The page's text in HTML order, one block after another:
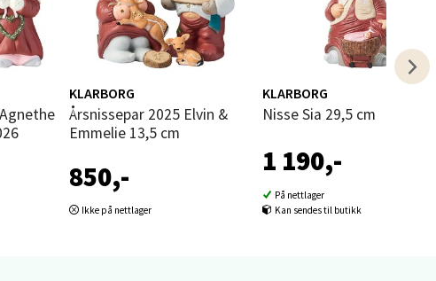
KLARBORG
Årsnissepar 2025 Elvin &
Emmelie 13,5 cm
850,-
Ikke på nettlager
KLARBORG
Nisse Sia 29,5 cm
1 190,-
På nettlager
Kan sendes til butikk